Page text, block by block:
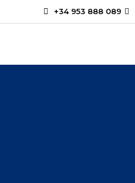
+34 953 888 089